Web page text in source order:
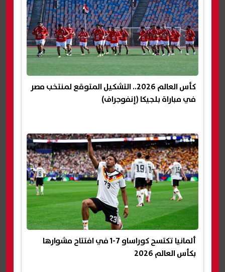
كأس العالم 2026.. التشكيل المتوقع لمنتخب مصر
في مباراة بلجيكا (إنفوجراف)
ألمانيا تكتسح كوراساو 7-1 في افتتاح مشوارها
بكأس العالم 2026